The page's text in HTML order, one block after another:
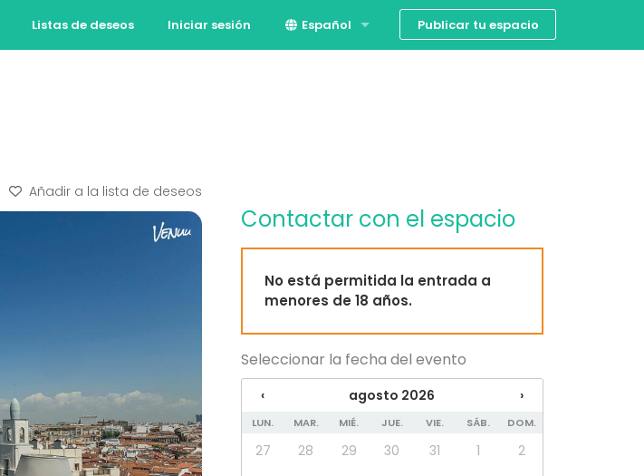
Listas de deseos Iniciar sesión Español Publicar tu espacio
Añadir a la lista de deseos
Contactar con el espacio
No está permitida la entrada a
menores de 18 años.
Seleccionar la fecha del evento
‹ agosto 2026 ›
LUN. MAR. MIÉ. JUE. VIE. SÁB. DOM.
27 28 29 30 31 1
2